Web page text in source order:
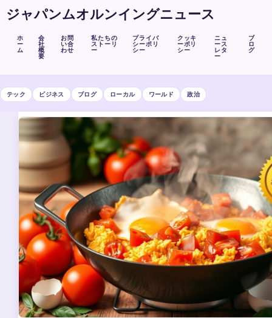
ジャパンムオルンイングニュース
ホ
ー
ム
会
社
概
要
お問
い合
わせ
私たちの
ストーリ
ー
プライバ
シーポリ
シー
クッキ
ーポリ
シー
ニュ
ース
レタ
ー
ブ
ロ
グ
テック ビジネス ブログ ローカル ワールド 政治